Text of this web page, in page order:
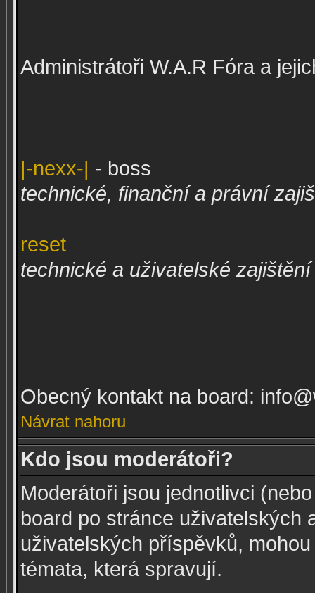
Administrátoři W.A.R Fóra a
|-nexx-| - boss
technické, finanční a právní
reset
technické a uživatelské
Obecný kontakt na board:
Návrat nahoru
Kdo jsou moderátoři?
Moderátoři jsou jednotlivci
board po stránce uživatelských
uživatelských příspěvků,
témata, která spravují.